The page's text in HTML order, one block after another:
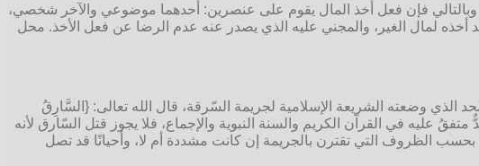
فإن فعل أخذ المال يقوم على عنصرين: أحدهما موضوعي والآخر شخصي،
لمال الغير، والمجني عليه الذي يصدر عنه عدم الرضا عن فعل الأخذ. محل
الذي وضعته الشريعة الإسلامية لجريمة السّرقة، قال الله تعالى: {السَّارِقُ
عليه في القرآن الكريم والسنة النبوية والإجماع، فلا يجوز قتل السّارق لأنه
الظروف التي تقترن بالجريمة إن كانت مشددة أم لا، وأحيانًا قد تصل